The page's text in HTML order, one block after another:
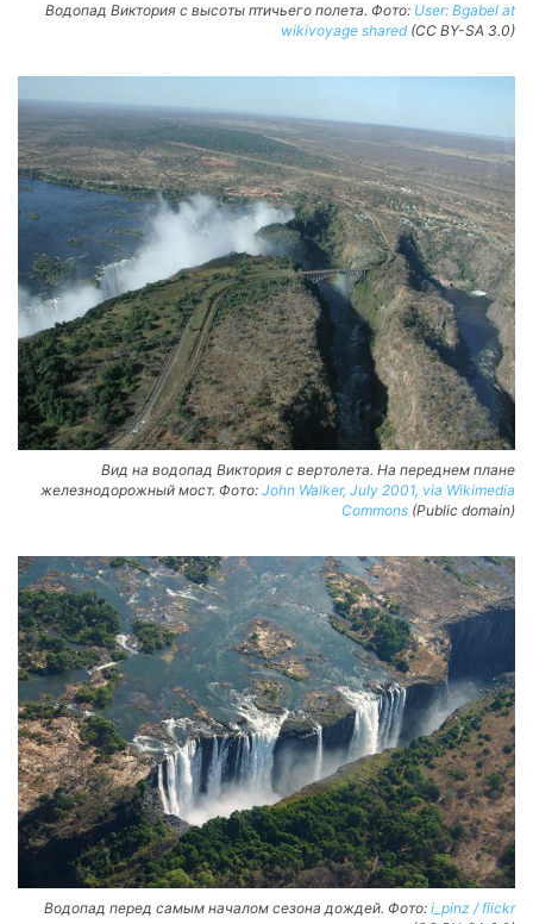
Водопад Виктория с высоты птичьего полета. Фото: User: Bgabel at
wikivoyage shared(CC BY-SA 3.0)
Вид на водопад Виктория с вертолета. На переднем плане
железнодорожный мост. Фото: John Walker, July 2001, via Wikimedia
Commons (Public domain)
Водопад перед самым началом сезона дождей. Фото: i_pinz / flickr